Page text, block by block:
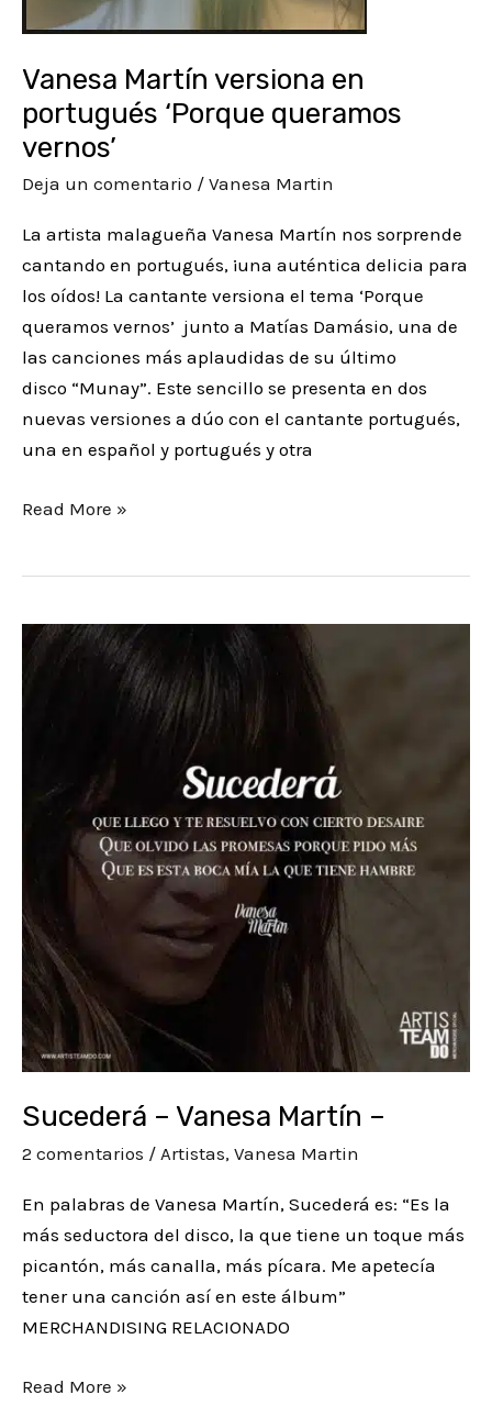
Vanesa Martín versiona en
portugués ‘Porque queramos
vernos’
Deja un comentario / Vanesa Martin
La artista malagueña Vanesa Martín nos sorprende
cantando en portugués, ¡una auténtica delicia para
los oídos! La cantante versiona el tema ‘Porque
queramos vernos’ junto a Matías Damásio, una de
las canciones más aplaudidas de su último
disco “Munay”. Este sencillo se presenta en dos
nuevas versiones a dúo con el cantante portugués,
una en español y portugués y otra
Read More »
Sucederá – Vanesa Martín –
2 comentarios / Artistas, Vanesa Martin
En palabras de Vanesa Martín, Sucederá es: “Es la
más seductora del disco, la que tiene un toque más
picantón, más canalla, más pícara. Me apetecía
tener una canción así en este álbum”
MERCHANDISING RELACIONADO
Sucederá
Read More »